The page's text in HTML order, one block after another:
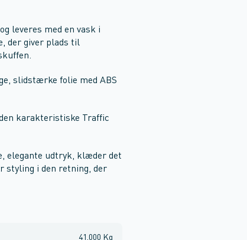
leveres med en vask i
der giver plads til
slidstærke folie med ABS
karakteristiske Traffic
elegante udtryk, klæder det
styling i den retning, der
41,000 Kg